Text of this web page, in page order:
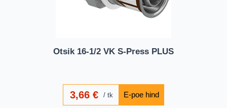
Otsik 16-1/2 VK S-Press PLUS
3,66€ tk